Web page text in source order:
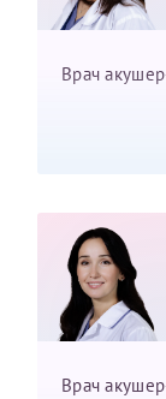
Врач
Врач